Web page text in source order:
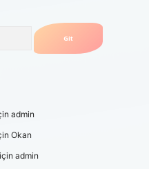
admin
Okan
admin